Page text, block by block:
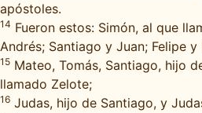
apóstoles.
14 Fueron estos: Simón, al que
Andrés; Santiago y Juan; Felipe
15 Mateo, Tomás, Santiago, hijo
llamado Zelote;
16 Judas, hijo de Santiago, y